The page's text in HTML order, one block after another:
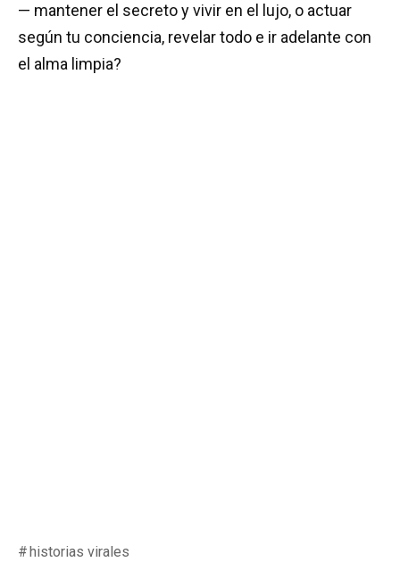
— mantener el secreto y vivir en el lujo, o actuar
según tu conciencia, revelar todo e ir adelante con
el alma limpia?
historias virales